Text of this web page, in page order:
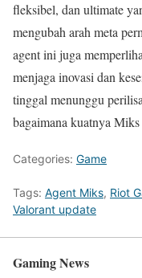
fleksibel, dan ultimate
mengubah arah meta
agent ini juga
menjaga inovasi dan
tinggal menunggu
bagaimana kuatnya
Categories: Game
Tags: Agent Miks, Riot
Valorant update
Gaming News